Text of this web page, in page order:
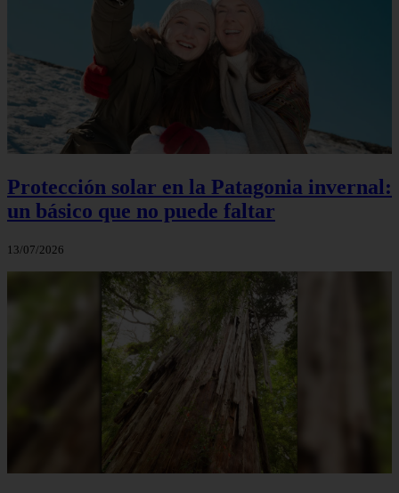
Protección solar en la Patagonia invernal:
un básico que no puede faltar
13/07/2026